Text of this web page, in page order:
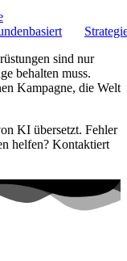
sind nur
behalten muss.
Kampagne, die Welt
KI übersetzt. Fehler
helfen? Kontaktiert